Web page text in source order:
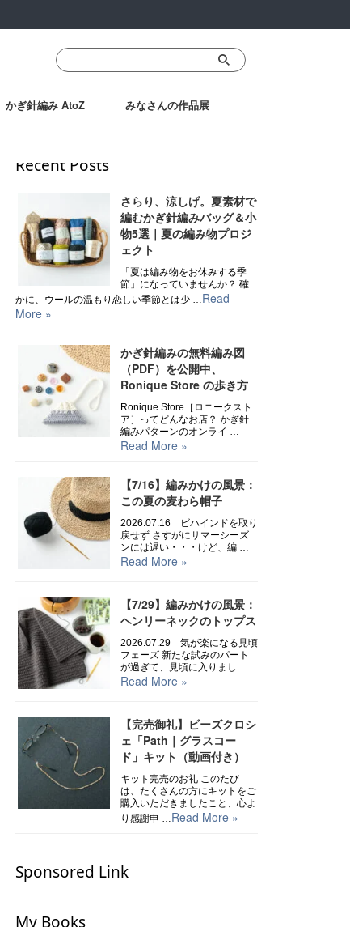
かぎ針編み AtoZ みなさんの作品展
Recent Posts
さらり、涼しげ。夏素材で
編むかぎ針編みバッグ＆小
物5選｜夏の編み物プロジ
ェクト
「夏は編み物をお休みする季
節」になっていませんか？ 確
かに、ウールの温もり恋しい季節とは少 …Read
More »
かぎ針編みの無料編み図
（PDF）を公開中、
Ronique Store の歩き方
Ronique Store［ロニークスト
ア］ってどんなお店？ かぎ針
編みパターンのオンライ …
Read More »
【7/16】編みかけの風景：
この夏の麦わら帽子
2026.07.16 ビハインドを取り
戻せず さすがにサマーシーズ
ンには遅い・・・けど、編 …
Read More »
【7/29】編みかけの風景：
ヘンリーネックのトップス
2026.07.29 気が楽になる見頃
フェーズ 新たな試みのパート
が過ぎて、見頃に入りまし …
Read More »
【完売御礼】ビーズクロシ
ェ「Path｜グラスコー
ド」キット（動画付き）
キット完売のお礼 このたび
は、たくさんの方にキットをご
購入いただきましたこと、心よ
り感謝申 …Read More »
Sponsored Link
My Books